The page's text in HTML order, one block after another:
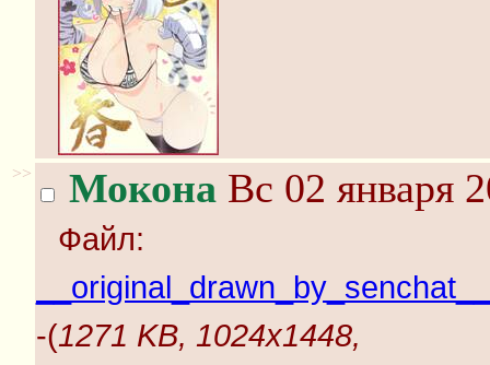
>> Мокона Вс 02 января
Файл:
-(1271 KB, 1024x1448,